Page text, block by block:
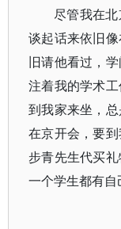
尽管我在
谈起话来依旧
旧请他看过，
注着我的学术
到我家来坐，
在京开会，要
步青先生代买
一个学生都有自